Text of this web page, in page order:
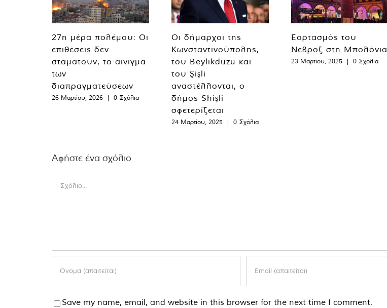
27η μέρα πολέμου: Οι
επιθέσεις δεν
σταματούν, το αίνιγμα
των
διαπραγματεύσεων
26 Μαρτίου, 2026 | 0 Σχόλια
Οι δήμαρχοι της
Κωνσταντινούπολης,
του Beylikdüzü και
του Şişli
αναστέλλονται, ο
δήμος Shişli
σφετερίζεται
24 Μαρτίου, 2025 | 0 Σχόλια
Εορτασμός του
Νεβροζ στη Μπολόνια
23 Μαρτίου, 2025 | 0 Σχόλια
Αφήστε ένα σχόλιο
Save my name, email, and website in this browser for the next time I comment.